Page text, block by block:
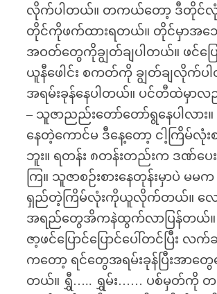
လိုက်ပါတယ်။ တကယ်တော့ ဒီတိုင်လုံး
တိုင်ကိုဖက်ထားရတယ်။ တိုင်မှာအသေ
အဝတ်တွေကိုချွတ်ချပါတယ်။ ဖင်ပြ
ယူနီဖေါင်း စကတ်ကို ချွတ်ချလိုက်ပ
အရမ်းခုန်နေပါတယ်။ ပင်တီထဲမှာ
– သူဇာညည်းတော်တော်ရွနေပါလ
နေတဲ့ကောင်မ ဒီနေ့တော့ ငါ့ကြိမ်
ဘူး။ ရတန်း ၈တန်းတည်းက ဒဏ်ပ
ကြ။ သူဇာစဉ်းစားနေတုန်းမှာပဲ
ရှည်တဲ့ကြိမ်လုံးကိုယူလိုက်တယ်။ လေထဲ
အရည်တွေအိကနဲထွက်လာပြန်တယ်။
ဇာ့ဖင်ပြောင်ပြောင်ပေါ်တင်ပြီး
ကတော့ ရင်တွေအရမ်းခုန်ပြီးအာတွေ
တယ်။ ရွှီ….. ရွှမ်း…… ပစ်မှတ်ကို